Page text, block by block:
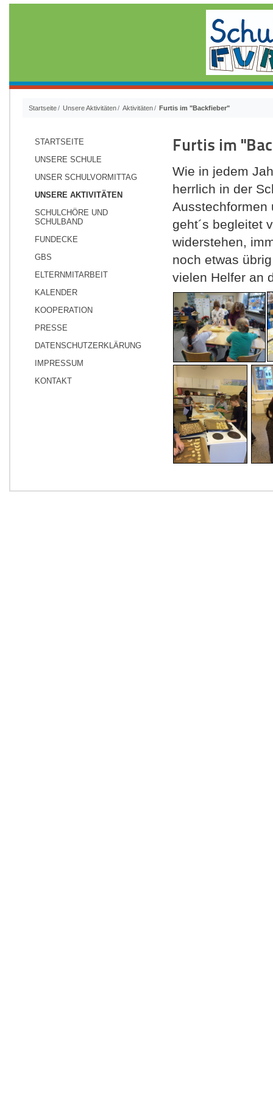
Startseite Unsere Aktivitäten Aktivitäten Furtis im "Backfieber"
STARTSEITE
UNSERE SCHULE
UNSER SCHULVORMITTAG
UNSERE AKTIVITÄTEN
SCHULCHÖRE UND
SCHULBAND
FUNDECKE
GBS
ELTERNMITARBEIT
KALENDER
KOOPERATION
PRESSE
DATENSCHUTZERKLÄRUNG
IMPRESSUM
KONTAKT
Furtis im
Wie in jedem
herrlich in der
Ausstechformen
geht´s begleitet
widerstehen,
noch etwas
vielen Helfer an